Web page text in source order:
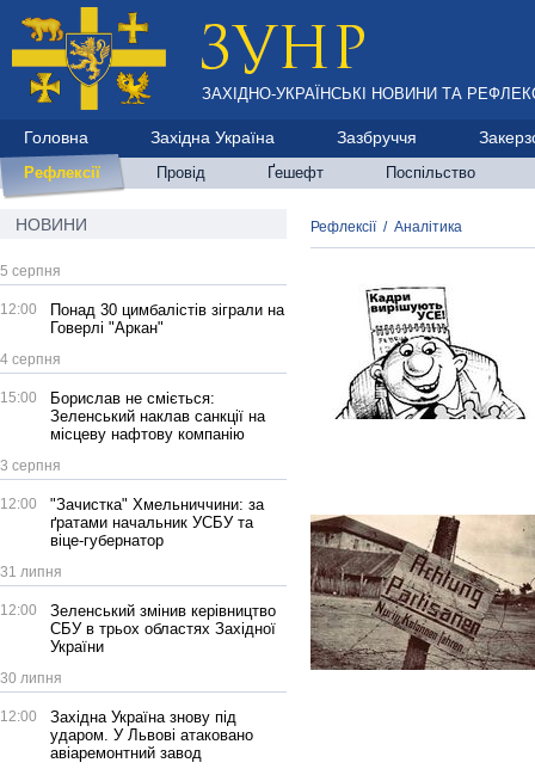
ЗАХІДНО-УКРАЇНСЬКІ НОВИНИ ТА
Головна Західна Україна Зазбруччя
Рефлексії Провід Ґешефт Поспільство
НОВИНИ
5 серпня
12:00
Понад 30 цимбалістів зіграли на
Говерлі "Аркан"
4 серпня
15:00
Борислав не сміється:
Зеленський наклав санкції на
місцеву нафтову компанію
3 серпня
12:00
"Зачистка" Хмельниччини: за
ґратами начальник УСБУ та
віце-губернатор
31 липня
12:00
Зеленський змінив керівництво
СБУ в трьох областях Західної
України
30 липня
12:00
Західна Україна знову під
ударом. У Львові атаковано
авіаремонтний завод
Рефлексії/ Аналітика